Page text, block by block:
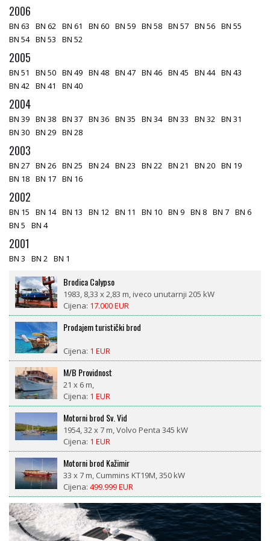
2006
BN 63 BN 62 BN 61 BN 60 BN 59 BN 58 BN 57 BN 56 BN 55
BN 54 BN 53 BN 52
2005
BN 51 BN 50 BN 49 BN 48 BN 47 BN 46 BN 45 BN 44 BN 43
BN 42 BN 41 BN 40
2004
BN 39 BN 38 BN 37 BN 36 BN 35 BN 34 BN 33 BN 32 BN 31
BN 30 BN 29 BN 28
2003
BN 27 BN 26 BN 25 BN 24 BN 23 BN 22 BN 21 BN 20 BN 19
BN 18 BN 17 BN 16
2002
BN 15 BN 14 BN 13 BN 12 BN 11 BN 10 BN 9 BN 8 BN 7 BN 6
BN 5
BN 4
2001
BN 3 BN 2 BN 1
Prodajem turistički brod
Cijena: 1 EUR
M/B Providnost
Cijena: 1 EUR
Motorni brod Sv. Vid
1954, 32 x 7 m, Volvo Penta 345 kW
Cijena: 1 EUR
Motorni brod Kažimir
33 x 7 m, Cummins KT19M, 350 kW
Cijena: 499.999 EUR
LM 27 motorsailor
1981, 8,4 x 2,6 m, Nani 29 ks diesel
Cijena: 18.500 EUR
CROWNLINE BAYSIDE 765 AC – prikolica uključena, 377
radnih sati, spreman za sezonu
1993, 7,98 x 2,55 m, V8 Volvo Penta 570 DP (190kW,